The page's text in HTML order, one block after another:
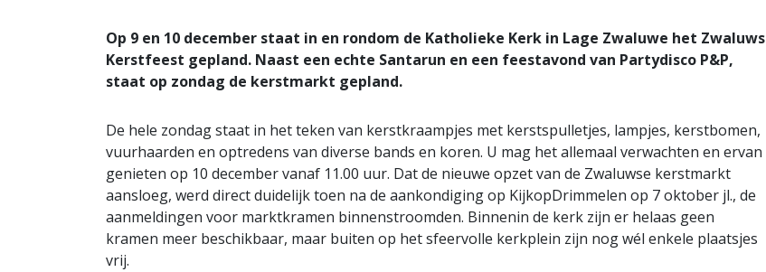
Op 9 en 10 december staat in en rondom de Katholieke Kerk in Lage Zwaluwe het Zwaluws
Kerstfeest gepland. Naast een echte Santarun en een feestavond van Partydisco P&P,
staat op zondag de kerstmarkt gepland.
De hele zondag staat in het teken van kerstkraampjes met kerstspulletjes, lampjes, kerstbomen,
vuurhaarden en optredens van diverse bands en koren. U mag het allemaal verwachten en ervan
genieten op 10 december vanaf 11.00 uur. Dat de nieuwe opzet van de Zwaluwse kerstmarkt
aansloeg, werd direct duidelijk toen na de aankondiging op KijkopDrimmelen op 7 oktober jl., de
aanmeldingen voor marktkramen binnenstroomden. Binnenin de kerk zijn er helaas geen
kramen meer beschikbaar, maar buiten op het sfeervolle kerkplein zijn nog wél enkele plaatsjes
vrij.